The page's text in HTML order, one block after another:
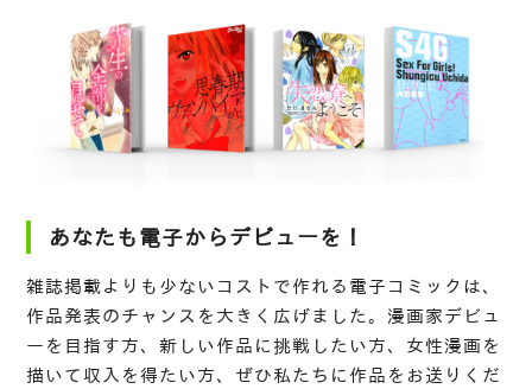
あなたも電子からデビューを！
雑誌掲載よりも少ないコストで作れる電子コミックは、
作品発表のチャンスを大きく広げました。漫画家デビュ
ーを目指す方、新しい作品に挑戦したい方、女性漫画を
描いて収入を得たい方、ぜひ私たちに作品をお送りくだ